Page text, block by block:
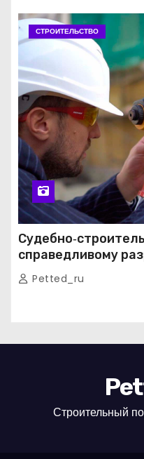
СТРОИТЕЛЬСТВО
справедливому
строительных
Petted_ru
Строительный